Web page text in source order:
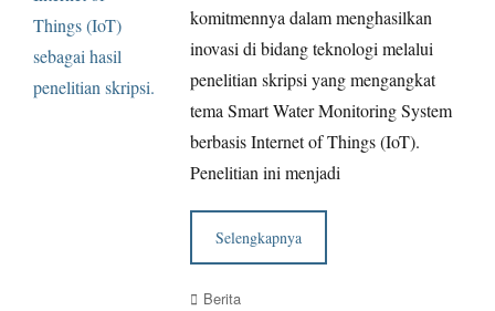
komitmennya dalam menghasilkan
inovasi di bidang teknologi melalui
penelitian skripsi yang mengangkat
tema Smart Water Monitoring System
berbasis Internet of Things (IoT).
Penelitian ini menjadi
Selengkapnya
Categories
Berita